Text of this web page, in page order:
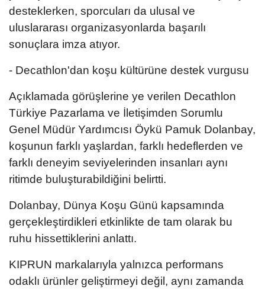
desteklerken, sporcuları da ulusal ve
uluslararası organizasyonlarda başarılı
sonuçlara imza atıyor.
- Decathlon'dan koşu kültürüne destek vurgusu
Açıklamada görüşlerine ye verilen Decathlon
Türkiye Pazarlama ve İletişimden Sorumlu
Genel Müdür Yardımcısı Öykü Pamuk Dolanbay,
koşunun farklı yaşlardan, farklı hedeflerden ve
farklı deneyim seviyelerinden insanları aynı
ritimde buluşturabildiğini belirtti.
Dolanbay, Dünya Koşu Günü kapsamında
gerçekleştirdikleri etkinlikte de tam olarak bu
ruhu hissettiklerini anlattı.
KIPRUN markalarıyla yalnızca performans
odaklı ürünler geliştirmeyi değil, aynı zamanda